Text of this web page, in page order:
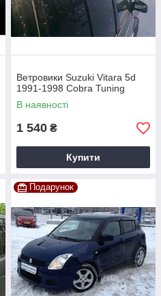
Ветровики Suzuki Vitara 5d
1991-1998 Cobra Tuning
В наявності
1 540 ₴
Купити
Подарунок